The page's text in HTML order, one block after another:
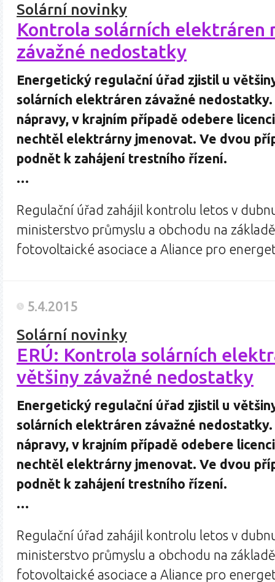
Solární novinky
Kontrola solárních elektráren
závažné nedostatky
Energetický regulační úřad zjistil u
solárních elektráren závažné
nápravy, v krajním případě odebere
nechtěl elektrárny jmenovat. Ve dvou
podnět k zahájení trestního řízení.
…
Regulační úřad zahájil kontrolu letos v
ministerstvo průmyslu a obchodu na
fotovoltaické asociace a Aliance pro
5.4.2015
Solární novinky
ERÚ: Kontrola solárních
většiny závažné nedostatky
Energetický regulační úřad zjistil u
solárních elektráren závažné
nápravy, v krajním případě odebere
nechtěl elektrárny jmenovat. Ve dvou
podnět k zahájení trestního řízení.
…
Regulační úřad zahájil kontrolu letos v
ministerstvo průmyslu a obchodu na
fotovoltaické asociace a Aliance pro